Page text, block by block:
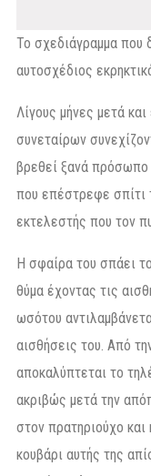
Το σχεδιάγραμμα που
αυτοσχέδιος
Λίγους μήνες μετά
συνεταίρων
βρεθεί ξανά
που επέστρεφε σπίτι
εκτελεστής που τον
Η σφαίρα του σπάει
θύμα έχοντας τις
ωσότου
αισθήσεις του. Από
αποκαλύπτεται το
ακριβώς μετά την
στον πρατηριούχο και
κουβάρι αυτής της